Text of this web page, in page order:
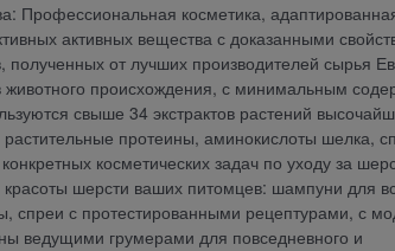
Профессиональная косметика,
активных вещества с доказанными
полученных от лучших производителей сырья
животного происхождения, с минимальным
свыше 34 экстрактов растений
растительные протеины, аминокислоты
косметических задач по уходу за
шерсти ваших питомцев: шампуни для
спреи с протестированными рецептурами, с
ведущими грумерами для повседневного и